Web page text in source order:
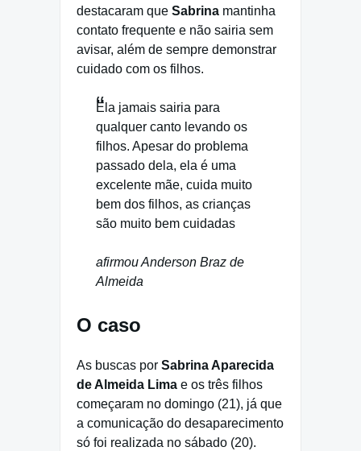
destacaram que Sabrina mantinha
contato frequente e não sairia sem
avisar, além de sempre demonstrar
cuidado com os filhos.
Ela jamais sairia para
qualquer canto levando os
filhos. Apesar do problema
passado dela, ela é uma
excelente mãe, cuida muito
bem dos filhos, as crianças
são muito bem cuidadas
afirmou Anderson Braz de
Almeida
O caso
As buscas por Sabrina Aparecida
de Almeida Lima e os três filhos
começaram no domingo (21), já que
a comunicação do desaparecimento
só foi realizada no sábado (20).